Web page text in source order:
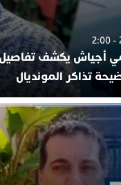
أجياش يكشف
تذاكر المونديال